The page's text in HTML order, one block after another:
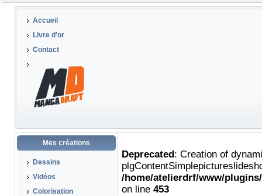
Accueil
Livre d'or
Contact
Mes créations
Dessins
Vidéos
Colorisation
Deprecated: Creation of
/home/atelierdrf/www/
on line 453